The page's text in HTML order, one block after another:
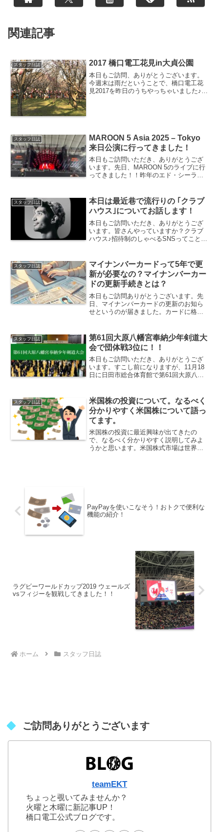
関連記事
スタッフ日誌 2017 橋口電工花見in大貞公園
本日もご訪問、ありがとうございます。
今週末は雨だということで、橋口電工花
見2017を昨日のうちやっちゃいました♪会
スタッフ日誌
MAROON 5 Asia 2025 – Tokyo
来日公演に行ってきました！
本日もご訪問いただき、ありがとうござ
います。先日、MAROON 5のライブに行
ってきました！！昨年のエド・シーラン
アリーナだったけど機材側でハズレ席だ
ったけど・・・今回...
スタッフ日誌
本日は最近巷で流行りの ｢クラブ
ハウス｣についてお話します！
本日もご訪問いただき、ありがとうござ
います。皆さんやっていますか？クラブ
ハウス♪招待制のしゃべるSNSってことで
んからしたら難しいーーー。なんせ登録
するのに英語...
スタッフ日誌
マイナンバーカードって5年で更
新が必要なの？マイナンバーカー
ドの更新手続きとは？
本日もご訪問ありがとうございます。先
日、マイナンバーカードの更新のお知ら
せというのが届きました。カードに格納
た。マイナンバーカードって更新必要な
の！？って感じだったので...
スタッフ日誌
第61回大原八幡宮奉納少年剣道大
会で団体戦3位に！！
本日もご訪問いただき、ありがとうござ
います。すこし前になりますが、11月18
日に日田市総合体育館で第61回大原八幡
ら沢山の剣士が集まっていました。この
日、双子の姉妹は個...
スタッフ日誌
米国株の投資について。なるべく
分かりやすく米国株について語っ
てます。
米国株の投資に最近興味が出てきたの
で、なるべく分かりやすく説明してみよ
うかと思います。米国株式市場は世界有
PayPayを使いこなそう！おトクで便利な
機能の紹介！
ラグビーワールドカップ2019 ウェールズ
vsフィジーを観戦してきました！！
ホーム スタッフ日誌
ご訪問ありがとうございます
teamEKT
ちょっと覗いてみませんか？
火曜と木曜に新記事UP！
橋口電工公式ブログです。